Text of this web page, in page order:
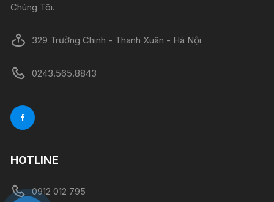
Chúng Tôi.
329 Trường Chinh - Thanh Xuân - Hà Nội
0243.565.8843
HOTLINE
0912 012 795